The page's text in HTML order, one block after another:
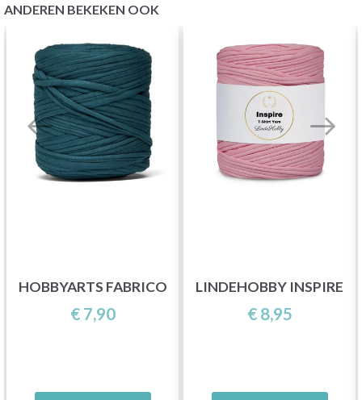
ANDEREN BEKEKEN OOK
HOBBYARTS FABRICO
€ 7,90
LINDEHOBBY INSPIRE
€ 8,95